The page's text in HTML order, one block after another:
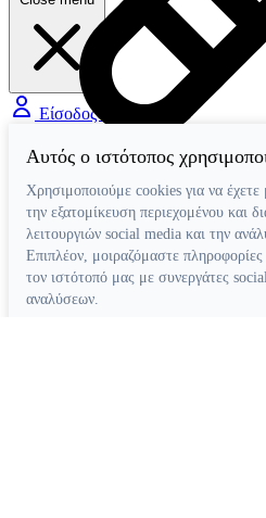
Χειρουργική
Αιμοστατικά
Βοηθήματα-Συσκευές
Χειρουργικές Φρέζες
Νυστέρια
Ράµµατα
Είσοδος / Εγγραφή
Αυτός ο ιστότοπος
Χρησιμοποιούμε cookies για να
την εξατομίκευση περιεχομένου και
λειτουργιών social media και την
Επιπλέον, μοιραζόμαστε
τον ιστότοπό μας με συνεργάτες
αναλύσεων.